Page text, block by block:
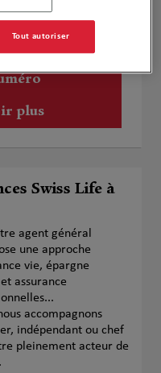
- 18:30
plus
Swiss Life à
agent général
une approche
vie, épargne
assurance
accompagnons
indépendant ou chef
pleinement acteur de
Tout autoriser